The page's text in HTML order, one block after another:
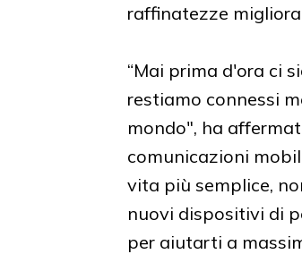
raffinatezze
“Mai prima d'ora ci
restiamo connessi
mondo", ha
comunicazioni
vita più semplice,
nuovi dispositivi di
per aiutarti a